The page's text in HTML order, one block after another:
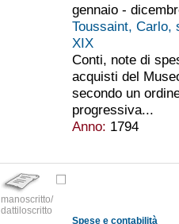
gennaio -
Toussaint,
XIX
Conti, note di
acquisti del
secondo un
progressiva...
Anno: 1794
manoscritto/
dattiloscritto
Spese e contabilità